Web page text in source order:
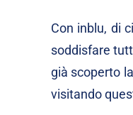
Con inblu, di
soddisfare
già scoperto
visitando